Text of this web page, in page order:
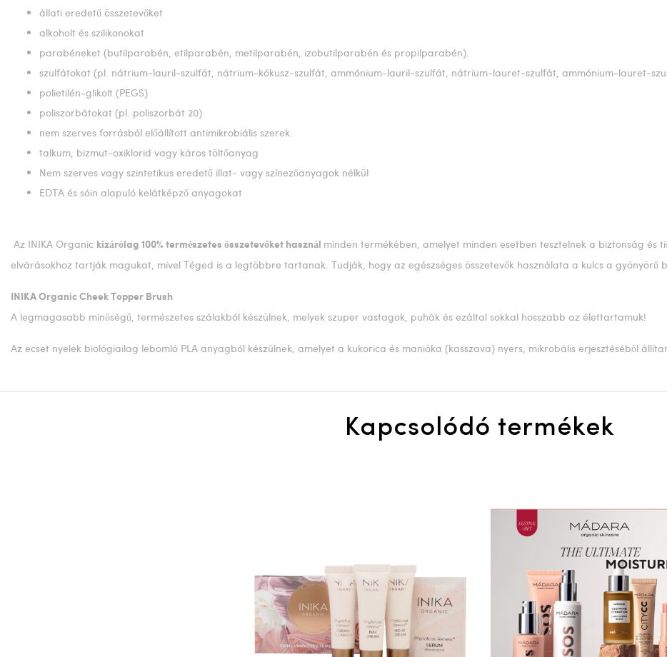
állati eredetű összetevőket
alkoholt és szilikonokat
parabéneket (butilparabén, etilparabén, metilparabén, izobutilparabén és propilparabén).
szulfátokat (pl. nátrium-lauril-szulfát, nátrium-kókusz-szulfát, ammónium-lauril-szulfát, nátrium-lauret-szulfát, ammónium-lauret-
polietilén-glikolt (PEGS)
poliszorbátokat (pl. poliszorbát 20)
nem szerves forrásból előállított antimikrobiális szerek.
talkum, bizmut-oxiklorid vagy káros töltőanyag
Nem szerves vagy szintetikus eredetű illat- vagy színezőanyagok nélkül
EDTA és sóin alapuló kelátképző anyagokat
Az INIKA Organic kizárólag 100% természetes összetevőket használ minden termékében, amelyet minden esetben tesztelnek a biztonság
elvárásokhoz tartják magukat, mivel Téged is a legtöbbre tartanak. Tudják, hogy az egészséges összetevők használata a kulcs a gyönyörű
INIKA Organic Cheek Topper Brush
A legmagasabb minőségű, természetes szálakból készülnek, melyek szuper vastagok, puhák és ezáltal sokkal hosszabb az élettartamuk!
Az ecset nyelek biológiailag lebomló PLA anyagból készülnek, amelyet a kukorica és manióka (kasszava) nyers, mikrobális erjesztéséből
Kapcsolódó termékek